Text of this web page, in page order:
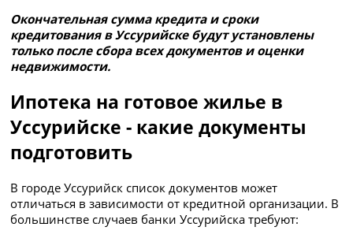
Окончательная сумма кредита и сроки
кредитования в Уссурийске будут установлены
только после сбора всех документов и оценки
недвижимости.
Ипотека на готовое жилье в
Уссурийске - какие документы
подготовить
В городе Уссурийск список документов может
отличаться в зависимости от кредитной организации. В
большинстве случаев банки Уссурийска требуют: